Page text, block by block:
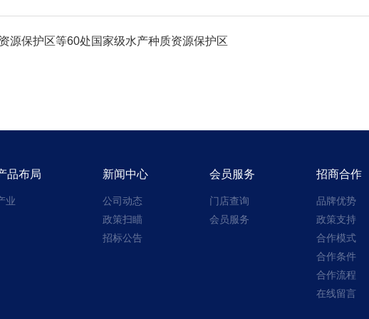
源保护区等60处国家级水产种质资源保护区
品布局
业
新闻中心
公司动态
政策扫瞄
招标公告
会员服务
门店查询
会员服务
招商合作
品牌优势
政策支持
合作模式
合作条件
合作流程
在线留言